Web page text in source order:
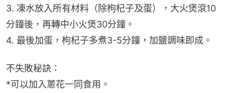
3. 凍水放入所有材料（除枸杞子及蛋），大火煲滾10
分鐘後，再轉中小火煲30分鐘。
4. 最後加蛋，枸杞子多煮3-5分鐘，加鹽調味即成。
不失敗秘訣：
*可以加入蔥花一同食用。